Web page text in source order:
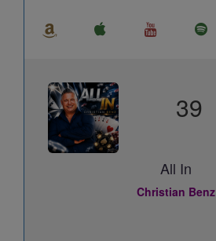
39
All In
Christian Benz